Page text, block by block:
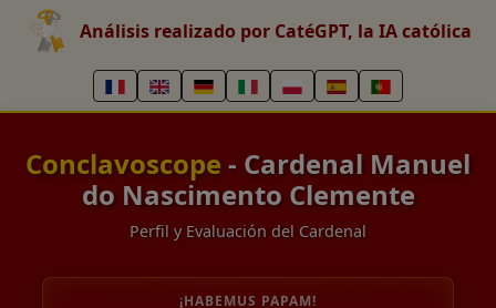
Análisis realizado por CatéGPT, la IA católica
Conclavoscope - Cardenal Manuel
do Nascimento Clemente
Perfil y Evaluación del Cardenal
¡HABEMUS PAPAM!